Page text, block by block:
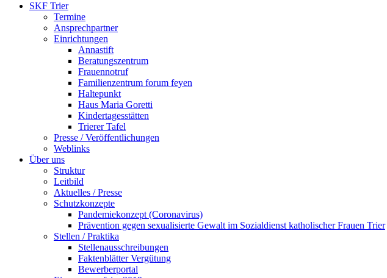
SKF Trier
Termine
Ansprechpartner
Einrichtungen
Annastift
Beratungszentrum
Frauennotruf
Familienzentrum forum feyen
Haltepunkt
Haus Maria Goretti
Kindertagesstätten
Trierer Tafel
Presse / Veröffentlichungen
Weblinks
Über uns
Struktur
Leitbild
Aktuelles / Presse
Schutzkonzepte
Pandemiekonzept (Coronavirus)
Prävention gegen sexualisierte Gewalt im Sozialdienst katholischer Frauen Trier
Stellen / Praktika
Stellenausschreibungen
Faktenblätter Vergütung
Bewerberportal